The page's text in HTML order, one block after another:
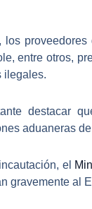
los proveedores
entre otros,
ilegales.
destacar
aduaneras
el
gravemente al